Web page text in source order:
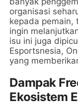
organisasi
kepada pemain,
ingin
isu ini juga
Esportsnesia,
yang
Dampak
Ekosistem